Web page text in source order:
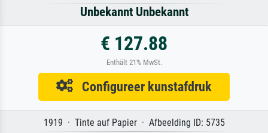
Unbekannt Unbekannt
€ 127.88
Enthält 21% MwSt.
Configureer kunstafdruk
1919 · Tinte auf Papier · Afbeelding ID: 5735